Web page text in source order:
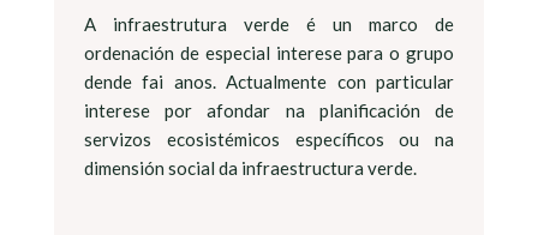
A infraestrutura verde é un marco de
ordenación de especial interese para o grupo
dende fai anos. Actualmente con particular
interese por afondar na planificación de
servizos ecosistémicos específicos ou na
dimensión social da infraestructura verde.